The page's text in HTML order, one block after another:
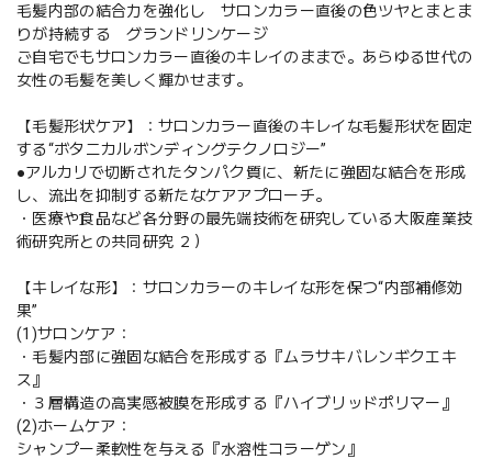
毛髪内部の結合力を強化し サロンカラー直後の色ツヤとまとま
りが持続する グランドリンケージ
ご自宅でもサロンカラー直後のキレイのままで。あらゆる世代の
女性の毛髪を美しく輝かせます。
【毛髪形状ケア】：サロンカラー直後のキレイな毛髪形状を固定
する“ボタニカルボンディングテクノロジー”
●アルカリで切断されたタンパク質に、新たに強固な結合を形成
し、流出を抑制する新たなケアアプローチ。
・医療や食品など各分野の最先端技術を研究している大阪産業技
術研究所との共同研究 ２）
【キレイな形】：サロンカラーのキレイな形を保つ“内部補修効
果”
(1)サロンケア：
・毛髪内部に強固な結合を形成する『ムラサキバレンギクエキ
ス』
・３層構造の高実感被膜を形成する『ハイブリッドポリマー』
(2)ホームケア：
シャンプー柔軟性を与える『水溶性コラーゲン』